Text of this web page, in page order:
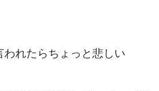
われたらちょっと悲しい